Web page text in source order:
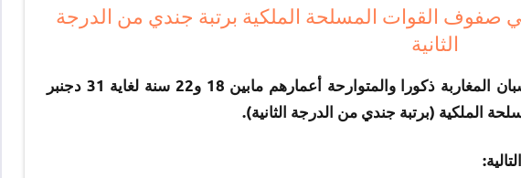
صفوف القوات المسلحة الملكية برتبة جندي من الدرجة
الثانية
تنظم القوات المسلحة المكلية مباراة لفائدة الشبان المغاربة ذكورا والمتوارحة أعمارهم مابين 18 و22 سنة لغاية 31 دجنبر